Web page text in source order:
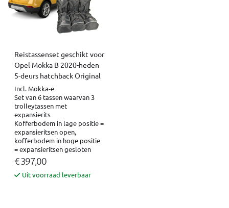
Reistassenset geschikt voor
Opel Mokka B 2020-heden
5-deurs hatchback Original
Incl. Mokka-e
Set van 6 tassen waarvan 3
trolleytassen met
expansierits
Kofferbodem in lage positie =
expansieritsen open,
kofferbodem in hoge positie
= expansieritsen gesloten
€ 397,00
Uit voorraad leverbaar